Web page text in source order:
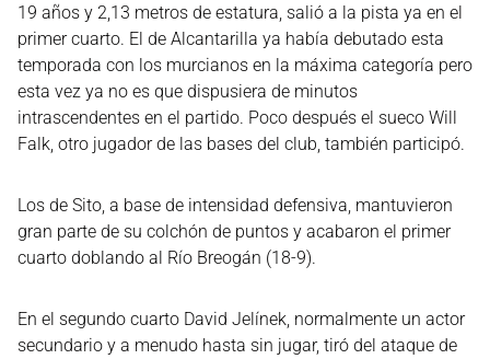
19 años y 2,13 metros de estatura, salió a la pista ya en el
primer cuarto. El de Alcantarilla ya había debutado esta
temporada con los murcianos en la máxima categoría pero
esta vez ya no es que dispusiera de minutos
intrascendentes en el partido. Poco después el sueco Will
Falk, otro jugador de las bases del club, también participó.
Los de Sito, a base de intensidad defensiva, mantuvieron
gran parte de su colchón de puntos y acabaron el primer
cuarto doblando al Río Breogán (18-9).
En el segundo cuarto David Jelínek, normalmente un actor
secundario y a menudo hasta sin jugar, tiró del ataque de